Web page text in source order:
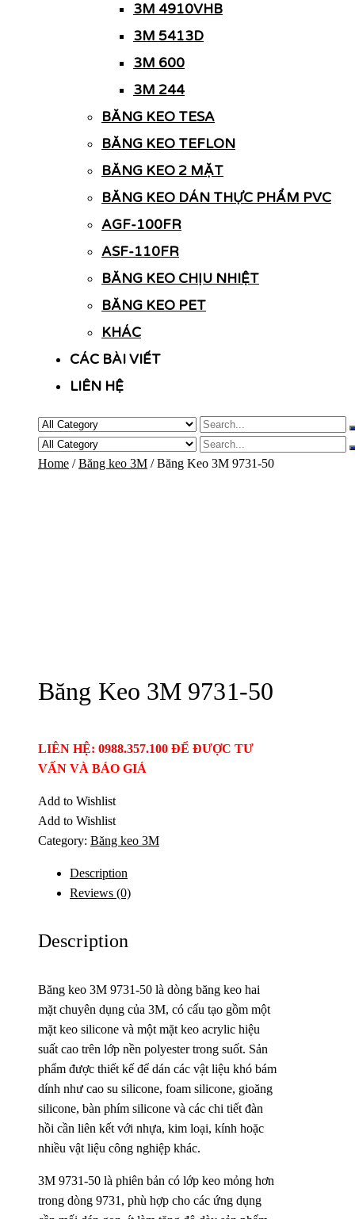
3M 4910VHB
3M 5413D
3M 600
3M 244
BĂNG KEO TESA
BĂNG KEO TEFLON
BĂNG KEO 2 MẶT
BĂNG KEO DÁN THỰC PHẨM PVC
AGF-100FR
ASF-110FR
BĂNG KEO CHỊU NHIỆT
BĂNG KEO PET
KHÁC
CÁC BÀI VIẾT
LIÊN HỆ
Home /Băng keo 3M / Băng Keo 3M 9731-50
Băng Keo 3M 9731-50
LIÊN HỆ: 0988.357.100 ĐỂ ĐƯỢC TƯ
VẤN VÀ BÁO GIÁ
Add to Wishlist
Add to Wishlist
Category: Băng keo 3M
Description
Reviews (0)
Description
Băng keo 3M 9731-50 là dòng băng keo hai
mặt chuyên dụng của 3M, có cấu tạo gồm một
mặt keo silicone và một mặt keo acrylic hiệu
suất cao trên lớp nền polyester trong suốt. Sản
phẩm được thiết kế để dán các vật liệu khó bám
dính như cao su silicone, foam silicone, gioăng
silicone, bàn phím silicone và các chi tiết đàn
hồi cần liên kết với nhựa, kim loại, kính hoặc
nhiều vật liệu công nghiệp khác.
3M 9731-50 là phiên bản có lớp keo mỏng hơn
trong dòng 9731, phù hợp cho các ứng dụng